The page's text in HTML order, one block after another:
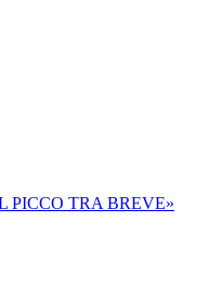
PICCO TRA BREVE»